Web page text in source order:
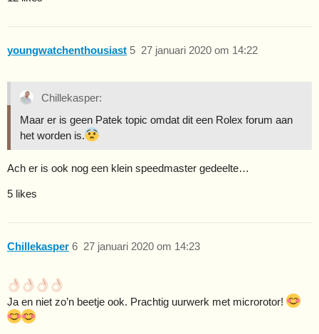
youngwatchenthousiast 27 januari 2020 om 14:22
5
Chillekasper:
Maar er is geen Patek topic omdat dit een Rolex forum aan
het worden is.
Ach er is ook nog een klein speedmaster gedeelte…
5 likes
Chillekasper 27 januari 2020 om 14:23
6
Ja en niet zo’n beetje ook. Prachtig uurwerk met microrotor!